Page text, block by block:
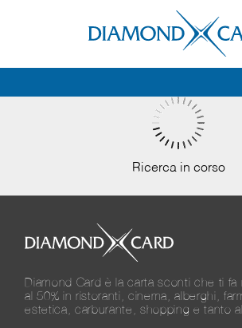
Ricerca in corso
Diamond Card è la carta sconti che ti fa
al 50% in ristoranti, cinema, alberghi,
estetica, carburante, shopping e tanto